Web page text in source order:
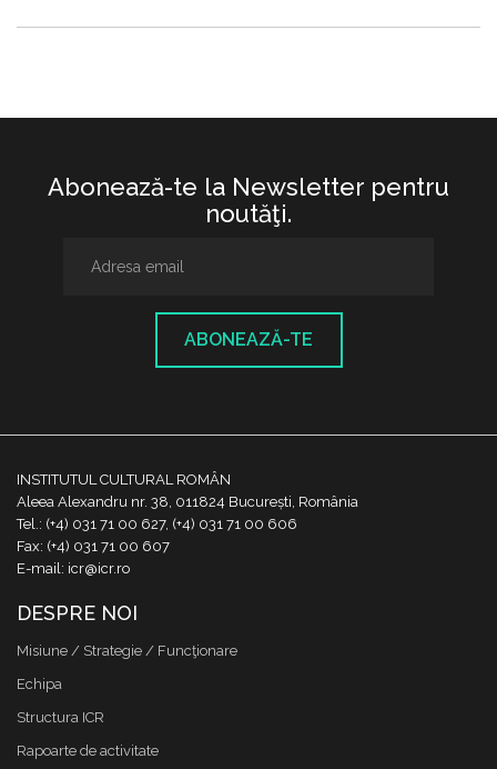
Abonează-te la Newsletter pentru
noutăţi.
ABONEAZĂ-TE
INSTITUTUL CULTURAL ROMÂN
Aleea Alexandru nr. 38, 011824 București, România
Tel.: (+4) 031 71 00 627, (+4) 031 71 00 606
Fax: (+4) 031 71 00 607
E-mail: icr@icr.ro
DESPRE NOI
Misiune / Strategie / Funcţionare
Echipa
Structura ICR
Rapoarte de activitate